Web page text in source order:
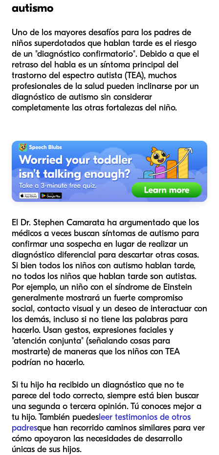
autismo
Uno de los mayores desafíos para los padres de
niños superdotados que hablan tarde es el riesgo
de un "diagnóstico confirmatorio". Debido a que el
retraso del habla es un síntoma principal del
trastorno del espectro autista (TEA), muchos
profesionales de la salud pueden inclinarse por un
diagnóstico de autismo sin considerar
completamente las otras fortalezas del niño.
El Dr. Stephen Camarata ha argumentado que los
médicos a veces buscan síntomas de autismo para
confirmar una sospecha en lugar de realizar un
diagnóstico diferencial para descartar otras cosas.
Si bien todos los niños con autismo hablan tarde,
no todos los niños que hablan tarde son autistas.
Por ejemplo, un niño con el síndrome de Einstein
generalmente mostrará un fuerte compromiso
social, contacto visual y un deseo de interactuar con
los demás, incluso si no tiene las palabras para
hacerlo. Usan gestos, expresiones faciales y
"atención conjunta" (señalando cosas para
mostrarte) de maneras que los niños con TEA
podrían no hacerlo.
Si tu hijo ha recibido un diagnóstico que no te
parece del todo correcto, siempre está bien buscar
una segunda o tercera opinión. Tú conoces mejor a
tu hijo. También puedesleer testimonios de otros
padresque han recorrido caminos similares para ver
cómo apoyaron las necesidades de desarrollo
únicas de sus hijos.